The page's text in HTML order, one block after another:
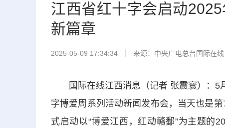
江西省红十字会启动
新篇章
2025-05-09 17:34:34 来源：中央广电总台国际在线
国际在线江西消息（记者 张震寰）：5
字博爱周系列活动新闻发布会，当天也是
式启动以“博爱江西，红动赣鄱”为主题的